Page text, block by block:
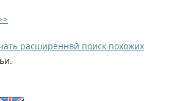
расширеннвй поиск похожих